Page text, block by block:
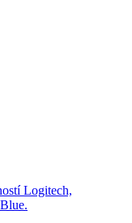
Logitech,